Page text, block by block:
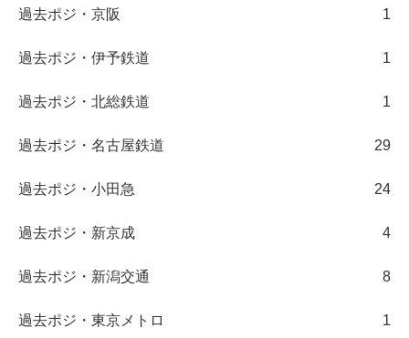
過去ポジ・京阪 1
過去ポジ・伊予鉄道 1
過去ポジ・北総鉄道 1
過去ポジ・名古屋鉄道 29
過去ポジ・小田急 24
過去ポジ・新京成 4
過去ポジ・新潟交通 8
過去ポジ・東京メトロ 1